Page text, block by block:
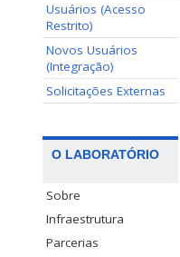
Usuários (Acesso
Restrito)
Novos Usuários
(Integração)
Solicitações Externas
O LABORATÓRIO
Sobre
Infraestrutura
Parcerias